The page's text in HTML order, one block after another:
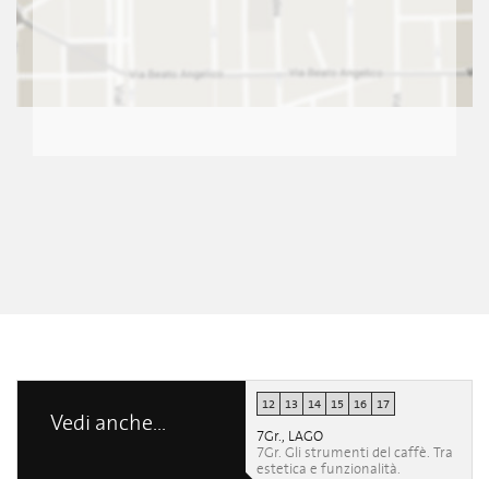
Vedi anche...
12 13 14 15 16 17
7Gr., LAGO
7Gr. Gli strumenti del caffè. Tra
estetica e funzionalità.